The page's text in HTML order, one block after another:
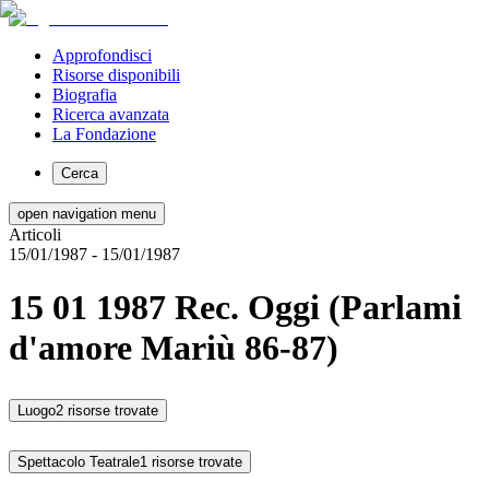
Approfondisci
Risorse disponibili
Biografia
Ricerca avanzata
La Fondazione
Cerca
open navigation menu
Articoli
15/01/1987 - 15/01/1987
15 01 1987 Rec. Oggi (Parlami
d'amore Mariù 86-87)
Luogo2 risorse trovate
Spettacolo Teatrale1 risorse trovate